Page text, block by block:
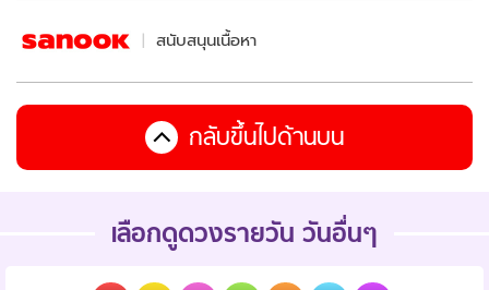
สนับสนุนเนื้อหา
กลับขึ้นไปด้านบน
เลือกดูดวงรายวัน วันอื่นๆ